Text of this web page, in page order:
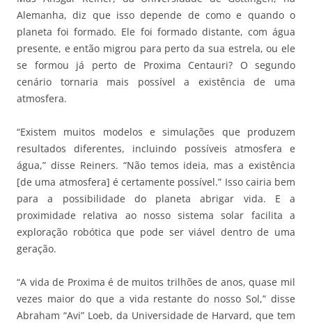
Alemanha, diz que isso depende de como e quando o
planeta foi formado. Ele foi formado distante, com água
presente, e então migrou para perto da sua estrela, ou ele
se formou já perto de Proxima Centauri? O segundo
cenário tornaria mais possível a existência de uma
atmosfera.
“Existem muitos modelos e simulações que produzem
resultados diferentes, incluindo possíveis atmosfera e
água,” disse Reiners. “Não temos ideia, mas a existência
[de uma atmosfera] é certamente possível.” Isso cairia bem
para a possibilidade do planeta abrigar vida. E a
proximidade relativa ao nosso sistema solar facilita a
exploração robótica que pode ser viável dentro de uma
geração.
“A vida de Proxima é de muitos trilhões de anos, quase mil
vezes maior do que a vida restante do nosso Sol,” disse
Abraham “Avi” Loeb, da Universidade de Harvard, que tem